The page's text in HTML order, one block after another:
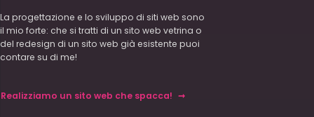
La progettazione e lo sviluppo di siti web sono
il mio forte: che si tratti di un sito web vetrina o
del redesign di un sito web già esistente puoi
contare su di me!
Realizziamo un sito web che spacca!